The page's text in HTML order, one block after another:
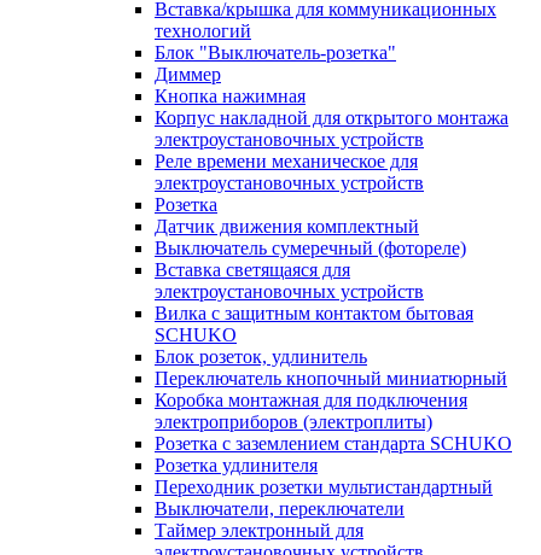
Вставка/крышка для коммуникационных
технологий
Блок "Выключатель-розетка"
Диммер
Кнопка нажимная
Корпус накладной для открытого монтажа
электроустановочных устройств
Реле времени механическое для
электроустановочных устройств
Розетка
Датчик движения комплектный
Выключатель сумеречный (фотореле)
Вставка светящаяся для
электроустановочных устройств
Вилка с защитным контактом бытовая
SCHUKO
Блок розеток, удлинитель
Переключатель кнопочный миниатюрный
Коробка монтажная для подключения
электроприборов (электроплиты)
Розетка с заземлением стандарта SCHUKO
Розетка удлинителя
Переходник розетки мультистандартный
Выключатели, переключатели
Таймер электронный для